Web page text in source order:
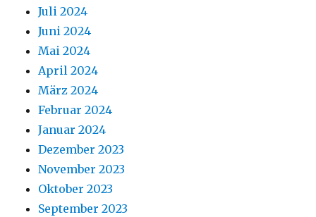
Juli 2024
Juni 2024
Mai 2024
April 2024
März 2024
Februar 2024
Januar 2024
Dezember 2023
November 2023
Oktober 2023
September 2023